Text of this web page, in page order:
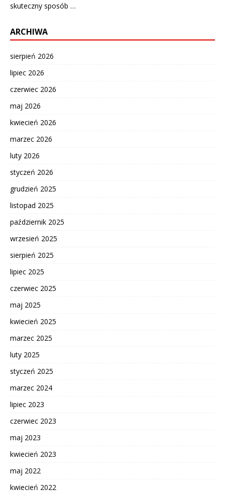
skuteczny sposób …
ARCHIWA
sierpień 2026
lipiec 2026
czerwiec 2026
maj 2026
kwiecień 2026
marzec 2026
luty 2026
styczeń 2026
grudzień 2025
listopad 2025
październik 2025
wrzesień 2025
sierpień 2025
lipiec 2025
czerwiec 2025
maj 2025
kwiecień 2025
marzec 2025
luty 2025
styczeń 2025
marzec 2024
lipiec 2023
czerwiec 2023
maj 2023
kwiecień 2023
maj 2022
kwiecień 2022